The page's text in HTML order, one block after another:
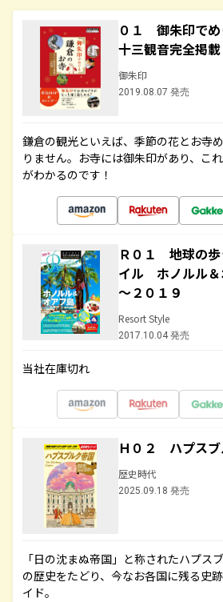
０１ 御朱印で
十三観音完全掲
御朱印
2019.08.07 発売
鎌倉の観光といえば、季節の花とお寺
りません。お寺には御朱印があり、こ
がわかるのです！
Ｒ０１ 地球の
イル ホノルル
～２０１９
Resort Style
2017.10.04 発売
当社在庫切れ
Ｈ０２ ハプスブ
歴史時代
2025.09.18 発売
「日の沈まぬ帝国」と称されたハプス
の歴史をたどり、今なお各国に残る史
イド。